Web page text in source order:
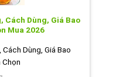
Cách Dùng, Giá Bao
Mua 2026
Dùng, Giá Bao
Chọn